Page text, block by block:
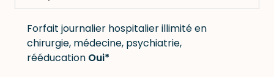
Forfait journalier hospitalier illimité en
chirurgie, médecine, psychiatrie,
rééducation Oui*